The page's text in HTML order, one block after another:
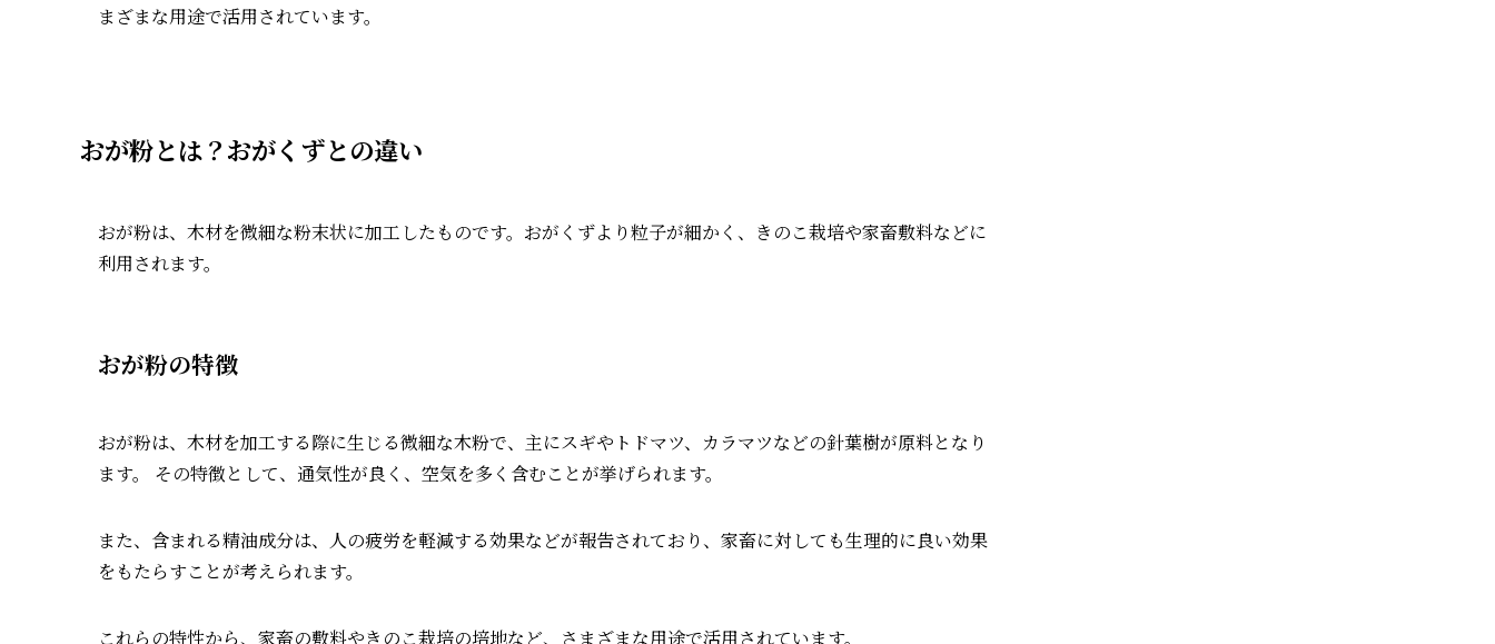
まざまな用途で活用されています。
おが粉とは？おがくずとの違い
おが粉は、木材を微細な粉末状に加工したものです。おがくずより粒子が細かく、きのこ栽培や家畜敷料などに
利用されます。
おが粉の特徴
おが粉は、木材を加工する際に生じる微細な木粉で、主にスギやトドマツ、カラマツなどの針葉樹が原料となり
ます。 その特徴として、通気性が良く、空気を多く含むことが挙げられます。
また、含まれる精油成分は、人の疲労を軽減する効果などが報告されており、家畜に対しても生理的に良い効果
をもたらすことが考えられます。
これらの特性から、家畜の敷料やきのこ栽培の培地など、さまざまな用途で活用されています。